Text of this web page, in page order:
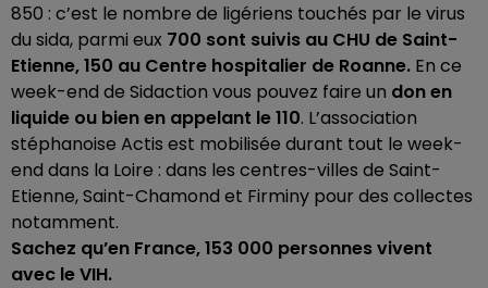
850 : c’est le nombre de ligériens touchés par le virus
du sida, parmi eux 700 sont suivis au CHU de Saint-
Etienne, 150 au Centre hospitalier de Roanne. En ce
week-end de Sidaction vous pouvez faire un don en
liquide ou bien en appelant le 110. L’association
stéphanoise Actis est mobilisée durant tout le week-
end dans la Loire : dans les centres-villes de Saint-
Etienne, Saint-Chamond et Firminy pour des collectes
notamment.
Sachez qu’en France, 153 000 personnes vivent
avec le VIH.